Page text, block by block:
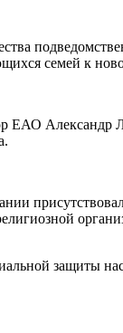
семей к
ЕАО Александр
защиты